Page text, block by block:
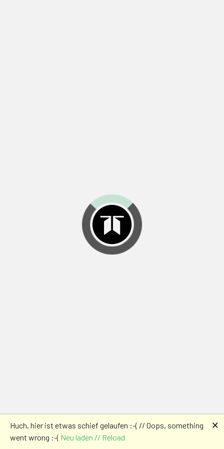
Huch, hier ist etwas schief gelaufen :-( // Oops, something
went wrong :-( Neu laden // Reload
🗙